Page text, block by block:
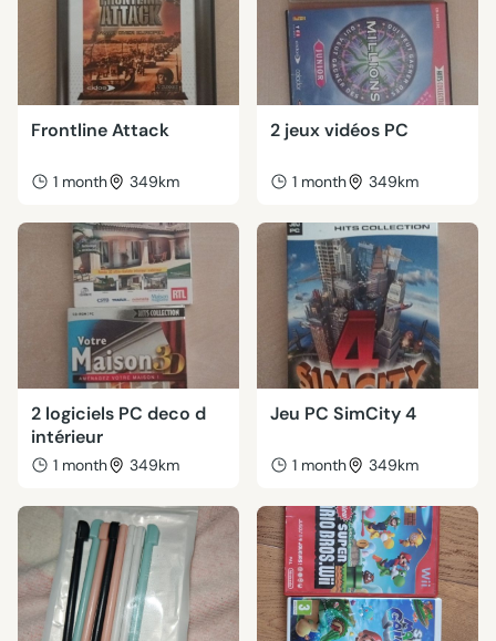
Frontline Attack
1 month 349km
2 jeux vidéos PC
1 month 349km
2 logiciels PC deco d
intérieur
1 month 349km
Jeu PC SimCity 4
1 month 349km